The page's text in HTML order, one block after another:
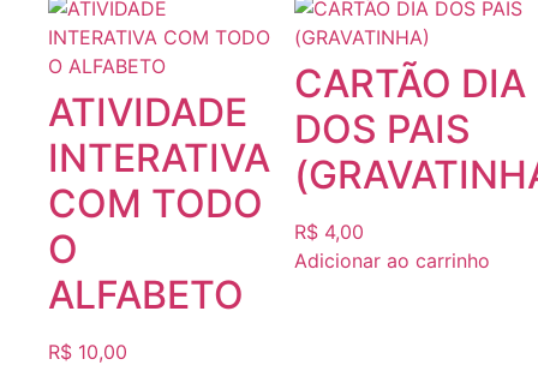
ATIVIDADE
INTERATIVA
COM TODO
O
ALFABETO
R$ 10,00
CARTÃO DIA
DOS PAIS
R$ 4,00
Adicionar ao carrinho